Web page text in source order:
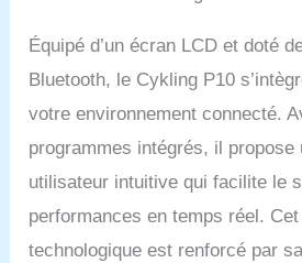
VARIÉ :
objectifs
générale
poids en
la
DÉTAILS
Équipé d’un écran LCD et doté
Bluetooth, le Cykling P10
votre environnement connecté.
programmes intégrés, il propose
utilisateur intuitive qui facilite le
performances en temps réel.
technologique est renforcé par